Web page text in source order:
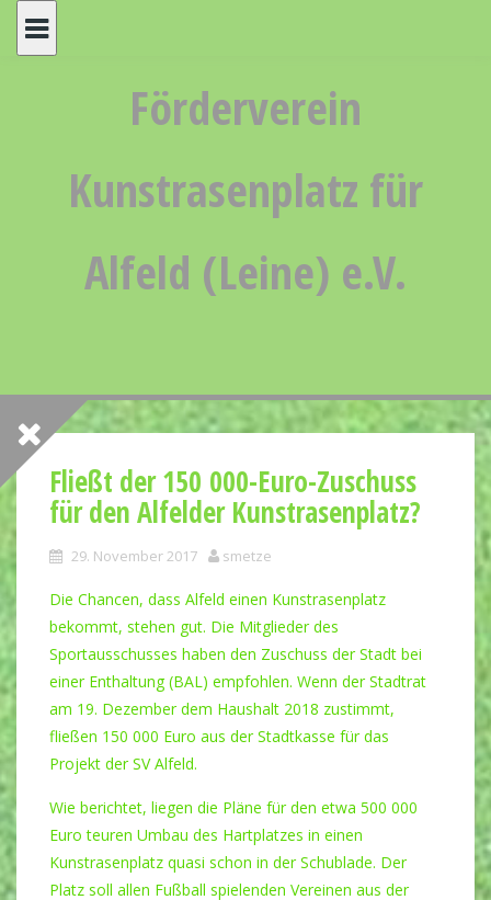
Förderverein
Kunstrasenplatz für
Alfeld (Leine) e.V.
Fließt der 150 000-Euro-Zuschuss
für den Alfelder Kunstrasenplatz?
29. November 2017 smetze
Die Chancen, dass Alfeld einen Kunstrasenplatz
bekommt, stehen gut. Die Mitglieder des
Sportausschusses haben den Zuschuss der Stadt bei
einer Enthaltung (BAL) empfohlen. Wenn der Stadtrat
am 19. Dezember dem Haushalt 2018 zustimmt,
fließen 150 000 Euro aus der Stadtkasse für das
Projekt der SV Alfeld.
Wie berichtet, liegen die Pläne für den etwa 500 000
Euro teuren Umbau des Hartplatzes in einen
Kunstrasenplatz quasi schon in der Schublade. Der
Platz soll allen Fußball spielenden Vereinen aus der